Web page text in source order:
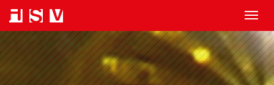
T
o
g
g
T
H
E
W
I
R